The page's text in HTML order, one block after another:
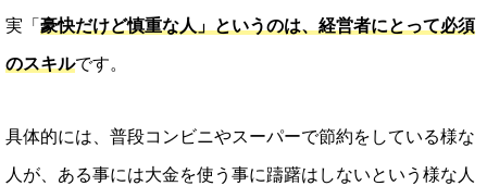
実「 豪快だけど慎重な人」というのは、経営者にとって必須
のスキルです。
具体的には、普段コンビニやスーパーで節約をしている様な
人が、ある事には大金を使う事に躊躇はしないという様な人